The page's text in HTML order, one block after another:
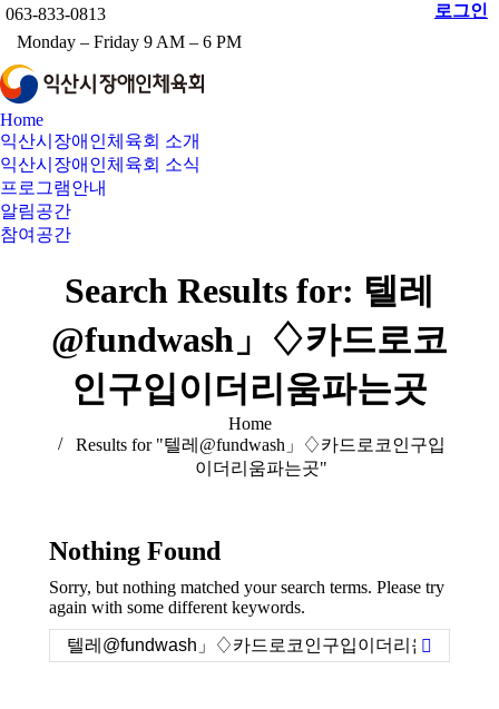
063-833-0813
Monday – Friday 9 AM – 6 PM
로그인
Home
익산시장애인체육회 소개
익산시장애인체육회 소식
프로그램안내
알림공간
참여공간
Search Results for: 텔레
@fundwash」♢카드로코
인구입이더리움파는곳
Home
Results for "텔레@fundwash」♢카드로코인구입
이더리움파는곳"
Nothing Found
Sorry, but nothing matched your search terms. Please try
again with some different keywords.
Search: